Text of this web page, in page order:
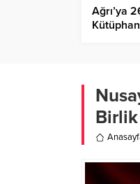
Ağrı’ya
Birlik